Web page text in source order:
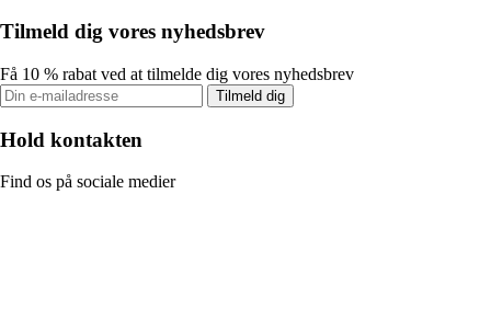
Tilmeld dig vores nyhedsbrev
Få 10 % rabat ved at tilmelde dig vores nyhedsbrev
Tilmeld dig
Hold kontakten
Find os på sociale medier